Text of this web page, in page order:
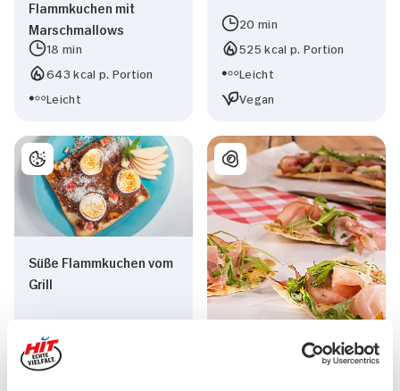
Flammkuchen mit
Marschmallows
18 min
643 kcal p. Portion
Leicht
20 min
525 kcal p. Portion
Leicht
Vegan
Süße Flammkuchen vom
Grill